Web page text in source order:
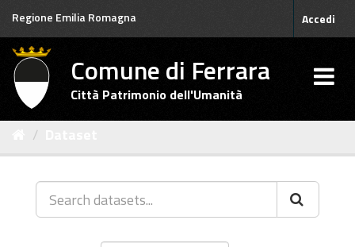
Salta
contenuto
Regione Emilia Romagna Accedi
Comune di Ferrara
Città Patrimonio dell'Umanità